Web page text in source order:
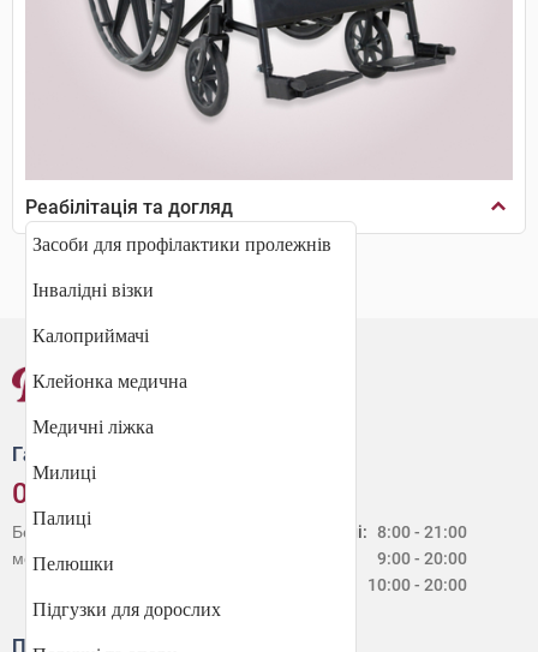
Реабілітація та догляд
Засоби для профілактики пролежнів
Інвалідні візки
Калоприймачі
Клейонка медична
Медичні ліжка
Милиці
Палиці
Пелюшки
Підгузки для дорослих
Гаряча лінія
0 800 30 20 60
Будні: 8:00 - 21:00
9:00 - 20:00
10:00 - 20:00
Безкоштовно зі стаціонарних і
мобільних телефонів в Україні
Приєднуйтесь